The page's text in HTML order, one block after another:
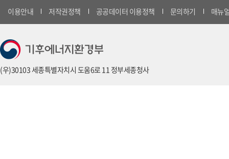
이용안내 저작권정책 공공데이터 이용정책 문의하기 매뉴
(우)30103 세종특별자치시 도움6로 11 정부세종청사